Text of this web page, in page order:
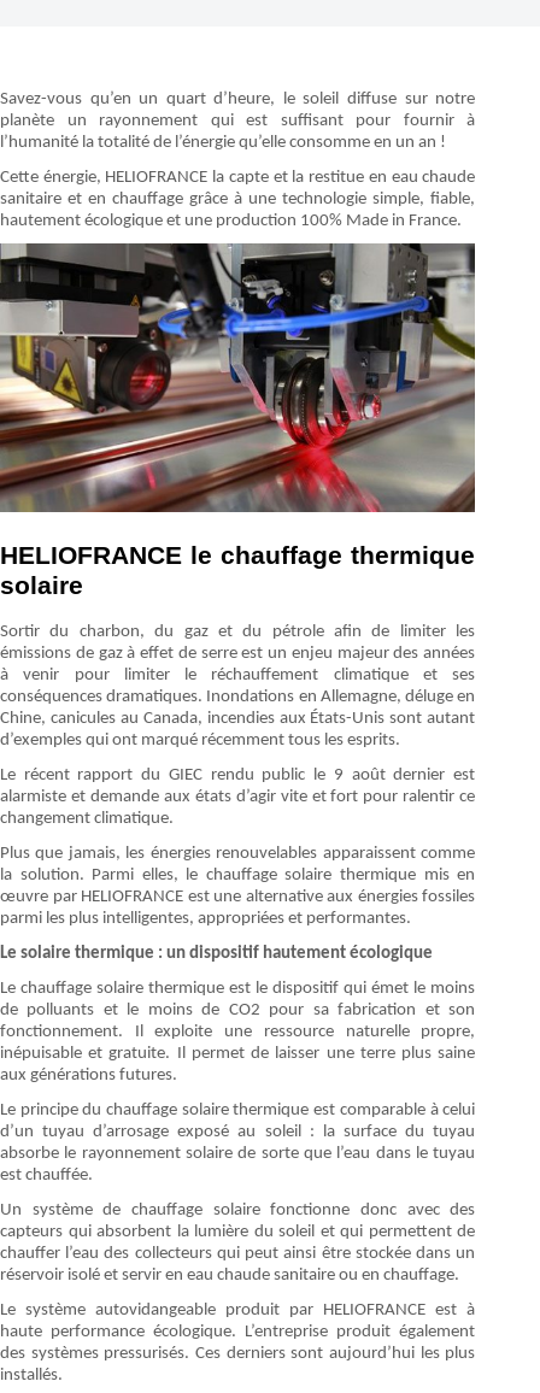
Savez-vous qu’en un quart d’heure, le soleil diffuse sur notre
planète un rayonnement qui est suffisant pour fournir à
l’humanité la totalité de l’énergie qu’elle consomme en un an !
Cette énergie, HELIOFRANCE la capte et la restitue en eau chaude
sanitaire et en chauffage grâce à une technologie simple, fiable,
hautement écologique et une production 100% Made in France.
HELIOFRANCE le chauffage thermique
solaire
Sortir du charbon, du gaz et du pétrole afin de limiter les
émissions de gaz à effet de serre est un enjeu majeur des années
à venir pour limiter le réchauffement climatique et ses
conséquences dramatiques. Inondations en Allemagne, déluge en
Chine, canicules au Canada, incendies aux États-Unis sont autant
d’exemples qui ont marqué récemment tous les esprits.
Le récent rapport du GIEC rendu public le 9 août dernier est
alarmiste et demande aux états d’agir vite et fort pour ralentir ce
changement climatique.
Plus que jamais, les énergies renouvelables apparaissent comme
la solution. Parmi elles, le chauffage solaire thermique mis en
œuvre par HELIOFRANCE est une alternative aux énergies fossiles
parmi les plus intelligentes, appropriées et performantes.
Le solaire thermique : un dispositif hautement écologique
Le chauffage solaire thermique est le dispositif qui émet le moins
de polluants et le moins de CO2 pour sa fabrication et son
fonctionnement. Il exploite une ressource naturelle propre,
inépuisable et gratuite. Il permet de laisser une terre plus saine
aux générations futures.
Le principe du chauffage solaire thermique est comparable à celui
d’un tuyau d’arrosage exposé au soleil : la surface du tuyau
absorbe le rayonnement solaire de sorte que l’eau dans le tuyau
est chauffée.
Un système de chauffage solaire fonctionne donc avec des
capteurs qui absorbent la lumière du soleil et qui permettent de
chauffer l’eau des collecteurs qui peut ainsi être stockée dans un
réservoir isolé et servir en eau chaude sanitaire ou en chauffage.
Le système autovidangeable produit par HELIOFRANCE est à
haute performance écologique. L’entreprise produit également
des systèmes pressurisés. Ces derniers sont aujourd’hui les plus
installés.